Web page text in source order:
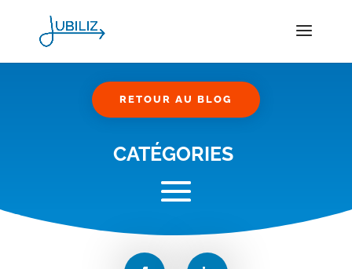
RETOUR AU BLOG
CATÉGORIES